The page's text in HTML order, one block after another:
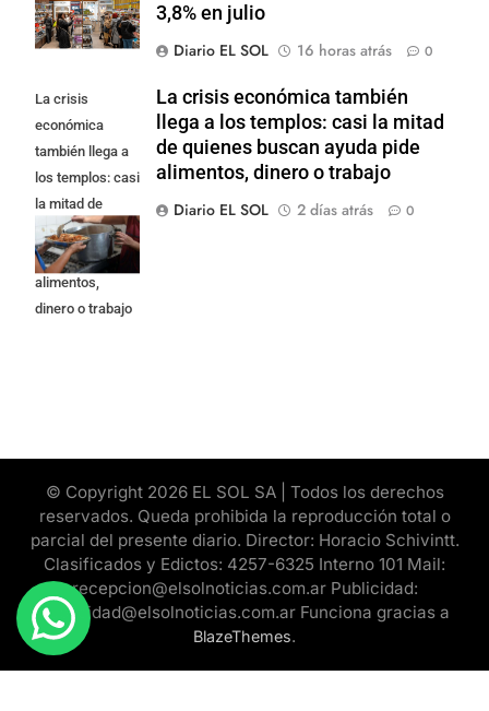
3,8% en julio
Diario EL SOL
16 horas atrás 0
La crisis
económica
también llega a
los templos: casi
la mitad de
quienes buscan
ayuda pide
alimentos,
dinero o trabajo
La crisis económica también
llega a los templos: casi la mitad
de quienes buscan ayuda pide
alimentos, dinero o trabajo
Diario EL SOL
2 días atrás 0
© Copyright 2026 EL SOL SA | Todos los derechos
reservados. Queda prohibida la reproducción total o
parcial del presente diario. Director: Horacio Schivintt.
Clasificados y Edictos: 4257-6325 Interno 101 Mail:
recepcion@elsolnoticias.com.ar Publicidad:
publicidad@elsolnoticias.com.ar Funciona gracias a
BlazeThemes.